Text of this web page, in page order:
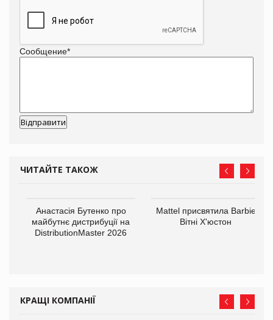
Сообщение*
ЧИТАЙТЕ ТАКОЖ
Анастасія Бутенко про
майбутнє дистрибуції на
DistributionMaster 2026
Mattel присвятила Barbie
Вітні Х'юстон
КРАЩІ КОМПАНІЇ